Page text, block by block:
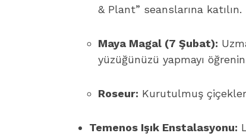
& Plant” seanslarına katılın.
Maya Magal (7 Şubat):
yüzüğünüzü yapmayı
Roseur: Kurutulmuş
Temenos Işık Enstalasyonu: